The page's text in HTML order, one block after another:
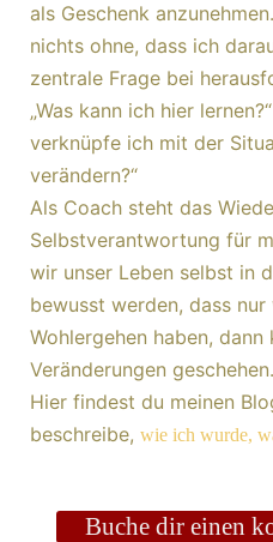
als Geschenk
nichts ohne, dass ich
zentrale Frage bei
„Was kann ich hier
verknüpfe ich mit der
verändern?“
Als Coach steht das
Selbstverantwortung für
wir unser Leben selbst in
bewusst werden, dass
Wohlergehen haben, dann
Veränderungen geschehen.
Hier findest du meinen
beschreibe, wie ich wurde,
Buche dir einen